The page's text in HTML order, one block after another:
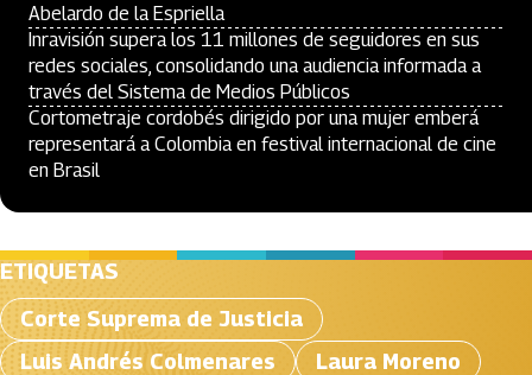
Abelardo de la Espriella
Inravisión supera los 11 millones de seguidores en sus
redes sociales, consolidando una audiencia informada a
través del Sistema de Medios Públicos
Cortometraje cordobés dirigido por una mujer emberá
representará a Colombia en festival internacional de cine
en Brasil
ETIQUETAS
Corte Suprema de Justicia
Luis Andrés Colmenares
Laura Moreno